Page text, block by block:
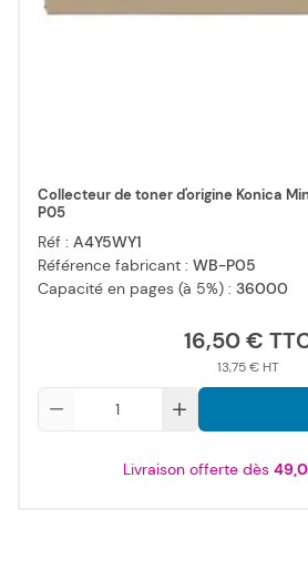
Collecteur de toner d'origine Konica
P05
Réf : A4Y5WY1
Référence fabricant : WB-P05
Capacité en pages (à 5%) : 36000
16,50 €
13,75 €
Livraison offerte dès